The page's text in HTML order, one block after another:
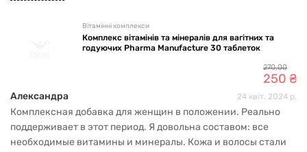
Вітамінні комплекси
Комплекс вітамінів та мінералів для вагітних та
годуючих Pharma Manufacture 30 таблеток
270,00
250 ₴
Александра 24 квіт. 2024 р.
Комплексная добавка для женщин в положении. Реально
поддерживает в этот период. Я довольна составом: все
необходимые витамины и минералы. Кожа и волосы стали